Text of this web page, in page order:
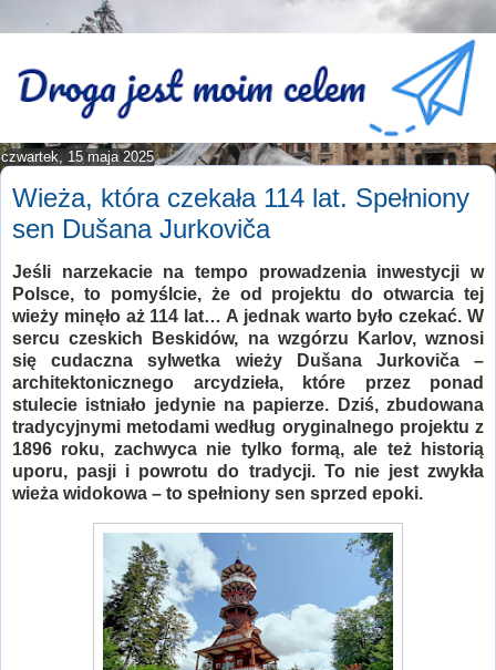
czwartek, 15 maja 2025
Wieża, która czekała 114 lat. Spełniony
sen Dušana Jurkoviča
Jeśli narzekacie na tempo prowadzenia inwestycji w
Polsce, to pomyślcie, że od projektu do otwarcia tej
wieży minęło aż 114 lat… A jednak warto było czekać. W
sercu czeskich Beskidów, na wzgórzu Karlov, wznosi
się cudaczna sylwetka wieży Dušana Jurkoviča –
architektonicznego arcydzieła, które przez ponad
stulecie istniało jedynie na papierze. Dziś, zbudowana
tradycyjnymi metodami według oryginalnego projektu z
1896 roku, zachwyca nie tylko formą, ale też historią
uporu, pasji i powrotu do tradycji. To nie jest zwykła
wieża widokowa – to spełniony sen sprzed epoki.